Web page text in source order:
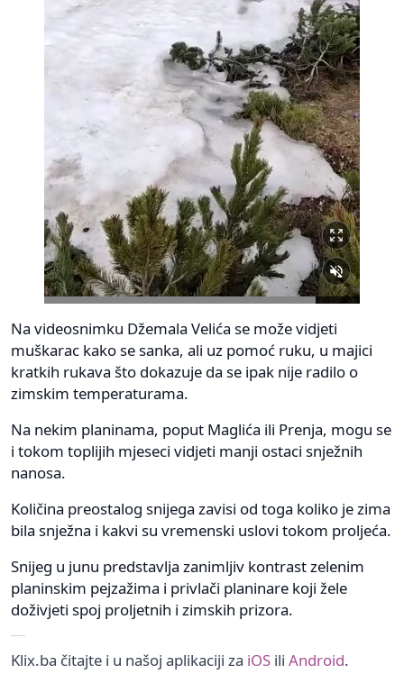
Na videosnimku Džemala Velića se može vidjeti
muškarac kako se sanka, ali uz pomoć ruku, u majici
kratkih rukava što dokazuje da se ipak nije radilo o
zimskim temperaturama.
Na nekim planinama, poput Maglića ili Prenja, mogu se
i tokom toplijih mjeseci vidjeti manji ostaci snježnih
nanosa.
Količina preostalog snijega zavisi od toga koliko je zima
bila snježna i kakvi su vremenski uslovi tokom proljeća.
Snijeg u junu predstavlja zanimljiv kontrast zelenim
planinskim pejzažima i privlači planinare koji žele
doživjeti spoj proljetnih i zimskih prizora.
Klix.ba čitajte i u našoj aplikaciji za iOS ili Android.